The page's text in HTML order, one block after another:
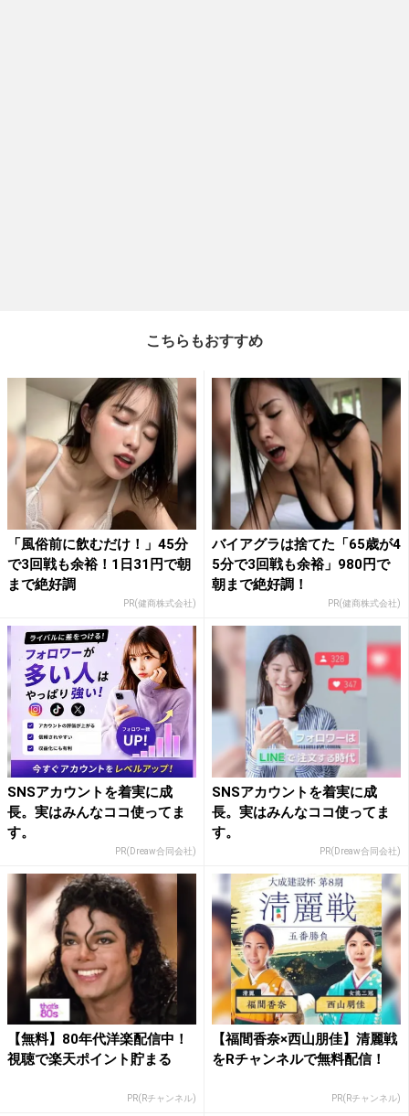
こちらもおすすめ
「風俗前に飲むだけ！」45分
で3回戦も余裕！1日31円で朝
まで絶好調
PR(健商株式会社)
バイアグラは捨てた「65歳が4
5分で3回戦も余裕」980円で
朝まで絶好調！
PR(健商株式会社)
SNSアカウントを着実に成
長。実はみんなココ使ってま
す。
PR(Dreaw合同会社)
SNSアカウントを着実に成
長。実はみんなココ使ってま
す。
PR(Dreaw合同会社)
【無料】80年代洋楽配信中！
視聴で楽天ポイント貯まる
PR(Rチャンネル)
【福間香奈×西山朋佳】清麗戦
をRチャンネルで無料配信！
PR(Rチャンネル)